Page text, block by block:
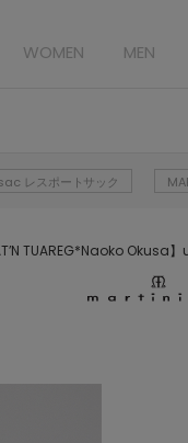
WOMEN MEN
レスポートサック
TUAREG*Naoko Okusa】